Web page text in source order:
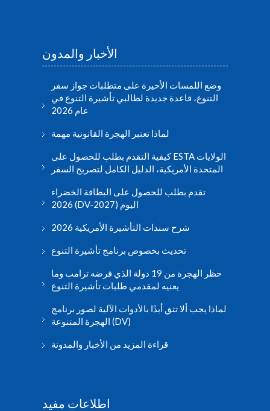
الأخبار والمدون
وضع اللمسات الأخيرة على متطلبات جواز سفر
التنوع، قاعدة جديدة لطالبي تأشيرة التنوع في
عام 2026
لماذا تعتبر الهجرة القانونية مهمة
كيفية التقدم بطلب للحصول على ESTA الولايات
المتحدة الأمريكية، الدليل الكامل لتصريح السفر
تقدم بطلب للحصول على البطاقة الخضراء
2026 (DV-2027) اليوم
شرح سندات التأشيرة الأمريكية 2026
تحديث بخصوص برنامج تأشيرة التنوع
حظر الهجرة من 19 دولة الذي فرضه ترامب وما
يعنيه لمقدمي طلبات تأشيرة التنوع
لماذا يجب ألا تثق أبدًا بالأدوات الآلية لصور برنامج
الهجرة المتنوعة (DV)
قراءة المزيد من الأخبار والمدونة
اطلاعات مفید